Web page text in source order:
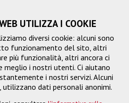
UTILIZZA I COOKIE
diversi cookie: alcuni sono
funzionamento del sito, altri
più funzionalità, altri ancora ci
meglio i nostri utenti. Ci aiutano
i nostri servizi. Alcuni
utilizzano dati personali anonimi.